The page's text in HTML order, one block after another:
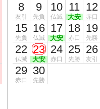
8
友引
9
先負
10
仏滅
11
大安
12
赤口
15
先負
16
仏滅
17
大安
18
赤口
19
先勝
22
仏滅
23
大安
24
赤口
25
先勝
26
友引
29
赤口
30
先勝